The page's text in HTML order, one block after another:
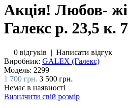
Акція! Любов-
Галекс р. 23,5 к. 7
0 відгуків | Написати відгук
Виробник: GALEX (Галекс)
Модель: 2299
1 700 грн. 3 500 грн.
Немає в наявності
Визначити свій розмір